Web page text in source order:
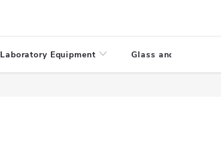
Laboratory Equipment Glass and Porcelain